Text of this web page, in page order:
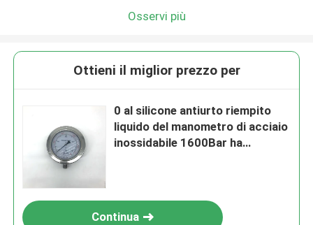
Osservi più
Ottieni il miglior prezzo per
0 al silicone antiurto riempito
liquido del manometro di acciaio
inossidabile 1600Bar ha
Continua